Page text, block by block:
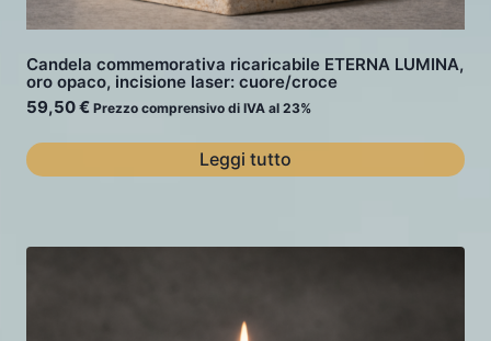
Candela commemorativa ricaricabile ETERNA LUMINA,
oro opaco, incisione laser: cuore/croce
59,50€ Prezzo comprensivo di IVA al 23%
Leggi tutto